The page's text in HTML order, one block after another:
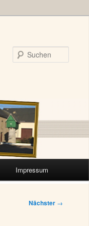
Impressum
Nächster →